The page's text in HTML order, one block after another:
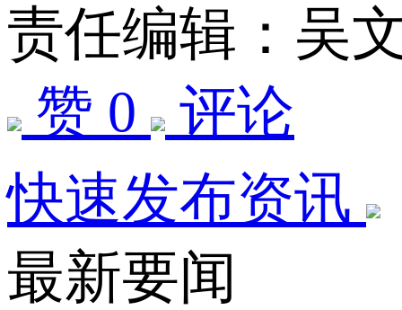
责任编辑：吴
赞 0
评论
快速发布资讯
最新要闻